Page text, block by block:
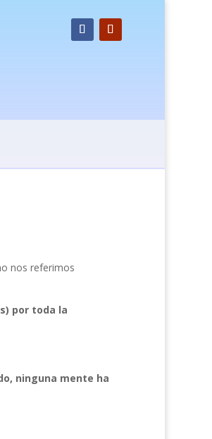
nos referimos
por toda la
ninguna mente ha